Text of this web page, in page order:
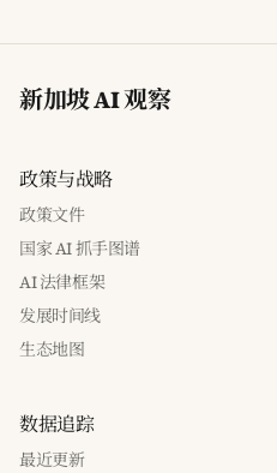
新加坡 AI 观察
政策与战略
政策文件
国家 AI 抓手图谱
AI 法律框架
发展时间线
生态地图
数据追踪
最近更新